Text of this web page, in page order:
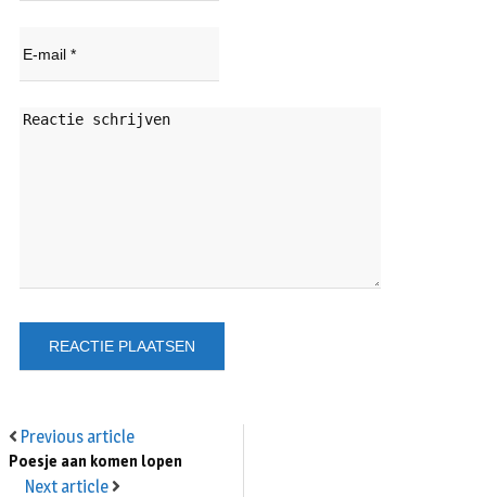
Previous article
Poesje aan komen lopen
Next article